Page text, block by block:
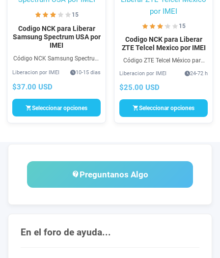
15
Codigo NCK para Liberar
Samsung Spectrum USA por
IMEI
Código NCK Samsung Spectrum
Operadora GSM. Compra Código
NCK para Unlock SIM Samsung
Spectrum USA 100% seguro
Liberacion por IMEI 10-15 dias
$37.00 USD
Seleccionar opciones
15
Codigo NCK para Liberar
ZTE Telcel Mexico por IMEI
Código ZTE Telcel México para
GSM. Compra Unlock SIM por
Código NCK para ZTE Telcel
Liberacion por IMEI 24-72 h
$25.00 USD
Seleccionar opciones
Preguntanos Algo
En el foro de ayuda...